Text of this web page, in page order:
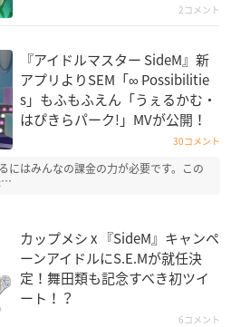
2コメント
『アイドルマスター SideM』新
アプリよりSEM「∞ Possibilitie
s」もふもふえん「うぇるかむ・
はぴきらパーク!」MVが公開！
30コメント
にはみんなの課金の力が必要です。この
…
カップメシ x 『SideM』キャンペ
ーンアイドルにS.E.Mが就任決
定！舞田類も記念すべき初ツイ
ート！？
6コメント